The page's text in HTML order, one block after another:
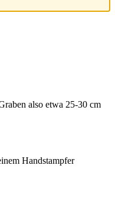
also etwa 25-30 cm
Handstampfer